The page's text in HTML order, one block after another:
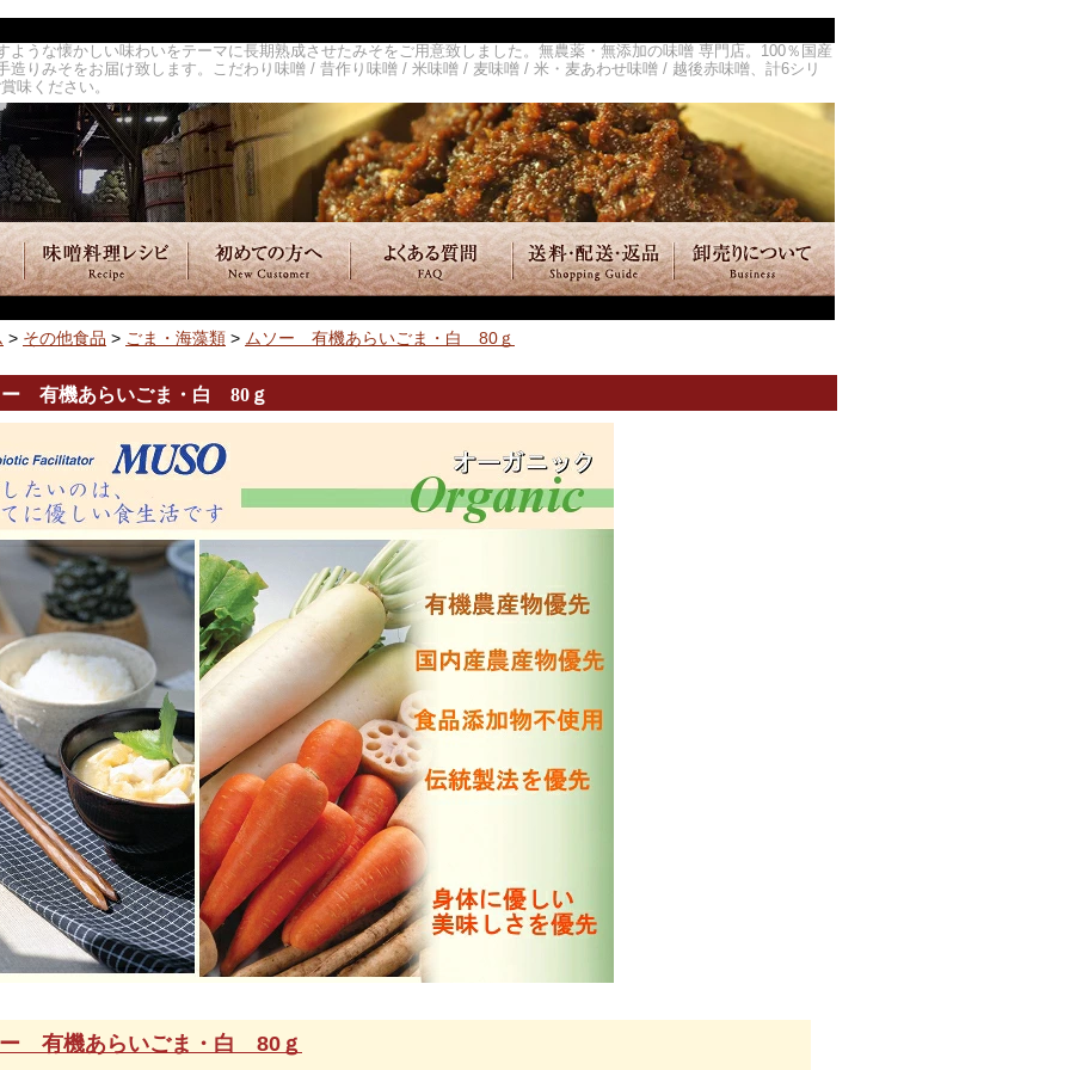
ような懐かしい味わいをテーマに長期熟成させたみそをご用意致しました。無農薬・無添加の味噌 専門店。100％国産
造りみそをお届け致します。こだわり味噌 / 昔作り味噌 / 米味噌 / 麦味噌 / 米・麦あわせ味噌 / 越後赤味噌、計6シリ
味ください。
> その他食品 > ごま・海藻類 > ムソー 有機あらいごま・白 80ｇ
ー 有機あらいごま・白 80ｇ
有機あらいごま・白 80ｇ